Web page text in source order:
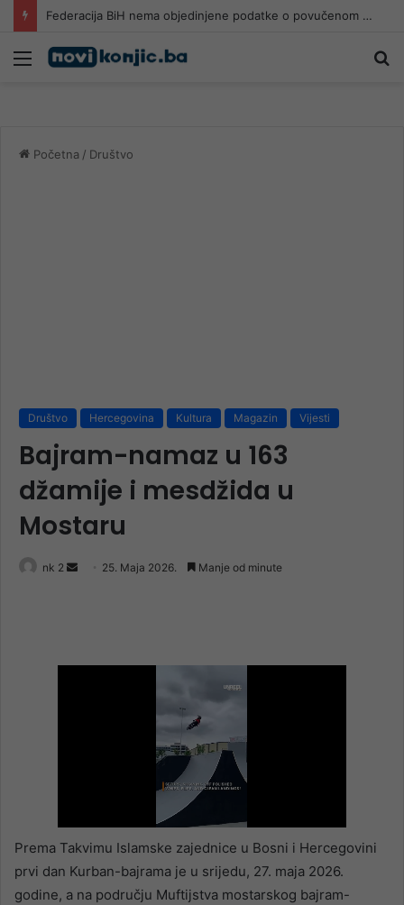
Federacija BiH nema objedinjene podatke o povučenom i uništenom mesu, prekršaji utvrđeni u 40 kontrola
Meni
Početna / Društvo
Društvo Hercegovina Kultura Magazin Vijesti
Bajram-namaz u 163
džamije i mesdžida u
Mostaru
nk 2
Send 25. Maja 2026. Manje od minute
Prema Takvimu Islamske zajednice u Bosni i Hercegovini
prvi dan Kurban-bajrama je u srijedu, 27. maja 2026.
godine, a na području Muftijstva mostarskog bajram-